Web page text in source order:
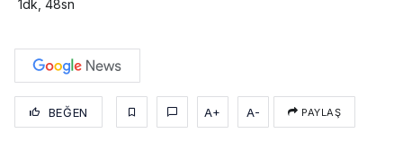
1dk, 48sn
BEĞEN A+ A- PAYLAŞ